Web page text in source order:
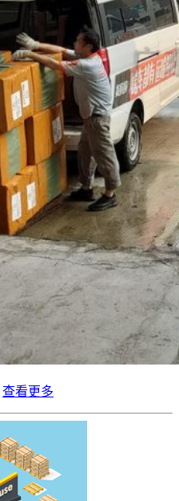
查看更多